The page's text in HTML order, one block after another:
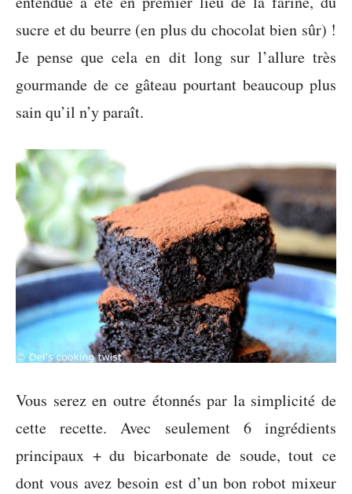
sucre et du beurre (en plus du chocolat bien sûr) !
Je pense que cela en dit long sur l’allure très
gourmande de ce gâteau pourtant beaucoup plus
sain qu’il n’y paraît.
Vous serez en outre étonnés par la simplicité de
cette recette. Avec seulement 6 ingrédients
principaux + du bicarbonate de soude, tout ce
dont vous avez besoin est d’un bon robot mixeur